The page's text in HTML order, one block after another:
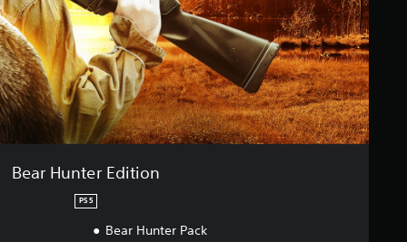
Bear Hunter Edition
PS5
Bear Hunter Pack